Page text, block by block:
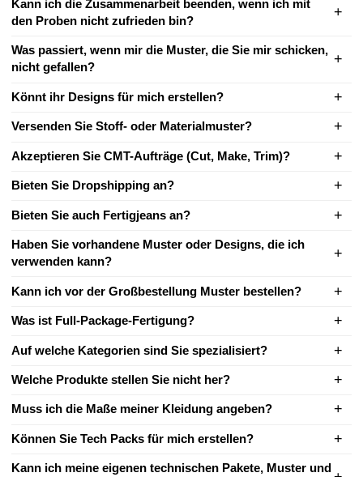
Kann ich die Zusammenarbeit beenden, wenn ich mit
den Proben nicht zufrieden bin?
Was passiert, wenn mir die Muster, die Sie mir schicken,
nicht gefallen?
Könnt ihr Designs für mich erstellen?
Versenden Sie Stoff- oder Materialmuster?
Akzeptieren Sie CMT-Aufträge (Cut, Make, Trim)?
Bieten Sie Dropshipping an?
Bieten Sie auch Fertigjeans an?
Haben Sie vorhandene Muster oder Designs, die ich
verwenden kann?
Kann ich vor der Großbestellung Muster bestellen?
Was ist Full-Package-Fertigung?
Auf welche Kategorien sind Sie spezialisiert?
Welche Produkte stellen Sie nicht her?
Muss ich die Maße meiner Kleidung angeben?
Können Sie Tech Packs für mich erstellen?
Kann ich meine eigenen technischen Pakete, Muster und